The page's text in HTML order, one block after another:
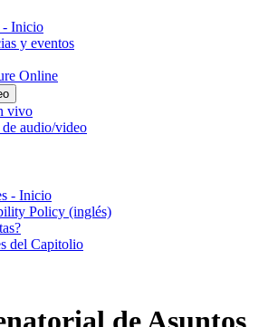
- Inicio
y eventos
Online
vivo
audio/video
- Inicio
Policy (inglés)
del Capitolio